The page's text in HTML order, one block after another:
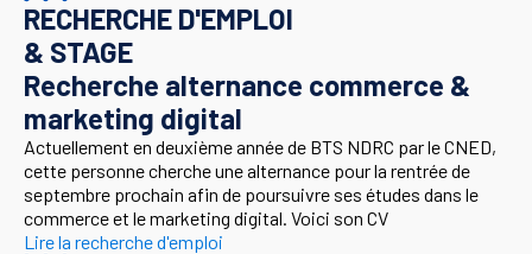
RECHERCHE D'EMPLOI
& STAGE
Recherche alternance commerce &
marketing digital
Actuellement en deuxième année de BTS NDRC par le CNED,
cette personne cherche une alternance pour la rentrée de
septembre prochain afin de poursuivre ses études dans le
commerce et le marketing digital. Voici son CV
Lire la recherche d'emploi